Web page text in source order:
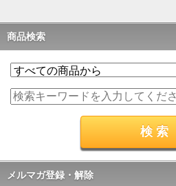
商品検索
メルマガ登録・解除